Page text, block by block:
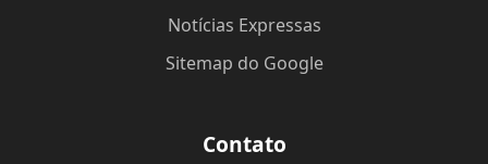
Notícias Expressas
Sitemap do Google
Contato